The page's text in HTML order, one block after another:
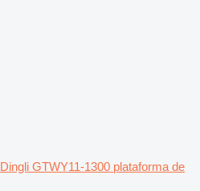
Dingli GTWY11-1300 plataforma de